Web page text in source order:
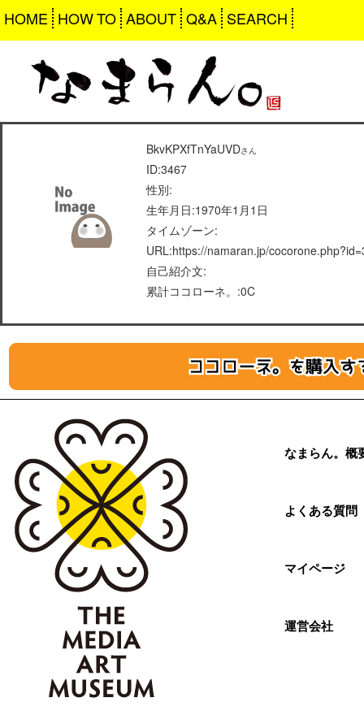
HOME HOW TO ABOUT Q&A SEARCH
BkvKPXfTnYaUVDさん
ID:3467
性別:
生年月日:1970年1月1日
タイムゾーン:
URL:https://namaran.jp/
自己紹介文:
累計ココローネ。:0C
なまらん。概
よくある質問
マイページ
運営会社